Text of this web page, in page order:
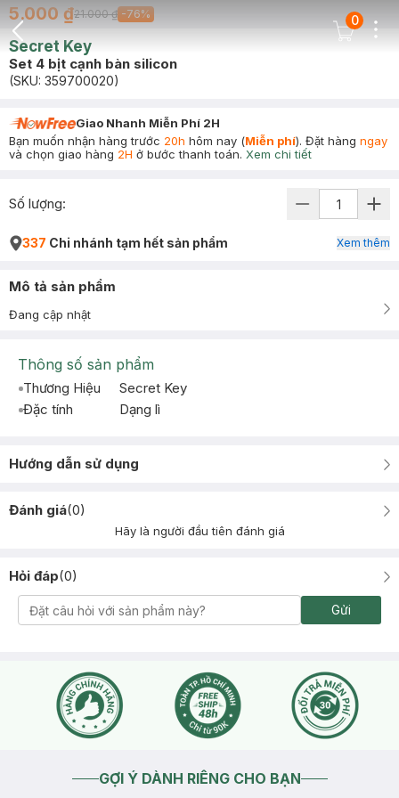
Back Icon
Cart Icon
0
5.000 ₫21.000 ₫ -76%
Secret Key
Set 4 bịt cạnh bàn silicon
(SKU: 359700020)
Giao Nhanh Miễn Phí 2H
Bạn muốn nhận hàng trước 20h hôm nay (Miễn phí). Đặt hàng ngay
và chọn giao hàng 2H ở bước thanh toán. Xem chi tiết
Số lượng:
337 Chi nhánh tạm hết sản phẩm Xem thêm
Mô tả sản phẩm
Đang cập nhật
Thông số sản phẩm
Thương Hiệu
Secret Key
Đặc tính
Dạng lì
Hướng dẫn sử dụng
Đánh giá(0)
Hãy là người đầu tiên đánh giá
Hỏi đáp(0)
Gửi
GỢI Ý DÀNH RIÊNG CHO BẠN